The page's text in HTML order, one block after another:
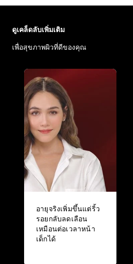
ดูเคล็ดลับเพิ่มเติม
เพื่อสุขภาพผิวที่ดีของคุณ
อายุจริงเพิ่มขึ้นแต่ริ้ว
รอยกลับลดเลือน
เหมือนต่อเวลาหน้า
เด็กได้